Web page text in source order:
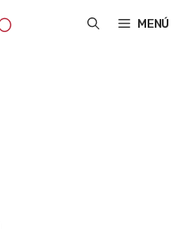
MENÚ